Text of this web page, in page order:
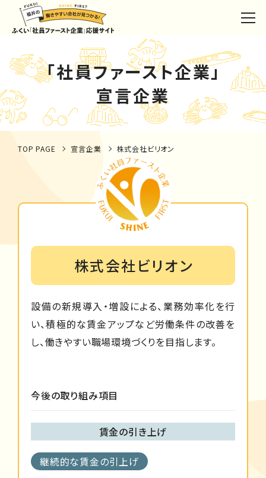
「社員ファースト企業」
宣言企業
TOP PAGE 宣言企業 株式会社ビリオン
株式会社ビリオン
設備の新規導入・増設による、業務効率化を行
い、積極的な賃金アップなど労働条件の改善を
し、働きやすい職場環境づくりを目指します。
今後の取り組み項目
賃金の引き上げ
継続的な賃金の引上げ